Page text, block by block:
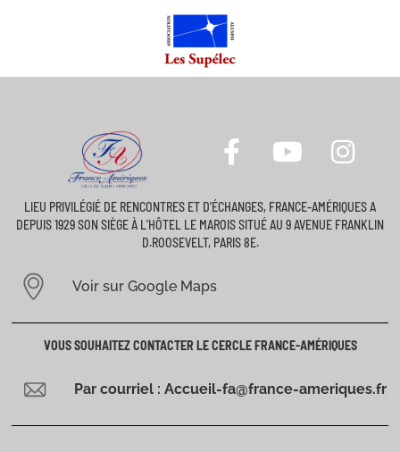
LIEU PRIVILÉGIÉ DE RENCONTRES ET D’ÉCHANGES, FRANCE-AMÉRIQUES A
DEPUIS 1929 SON SIÈGE À L’HÔTEL LE MAROIS SITUÉ AU 9 AVENUE FRANKLIN
D.ROOSEVELT, PARIS 8E.
Voir sur Google Maps
VOUS SOUHAITEZ CONTACTER LE CERCLE FRANCE-AMÉRIQUES
Par courriel : Accueil-fa@france-ameriques.fr